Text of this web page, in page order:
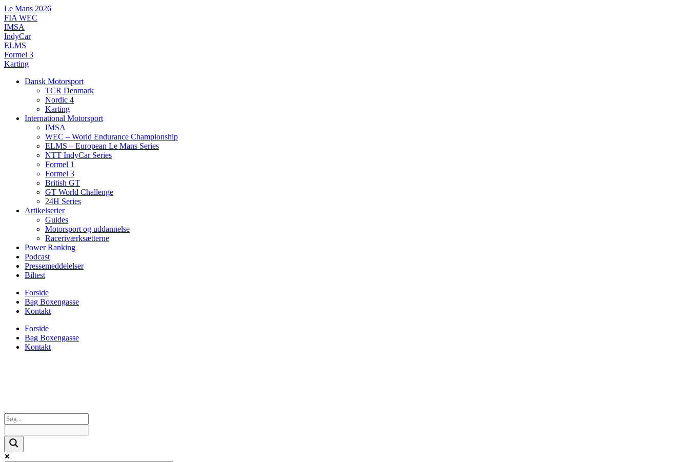
Videre
til
indhold
Le Mans 2026
FIA WEC
IMSA
IndyCar
ELMS
Formel 3
Karting
Dansk Motorsport
TCR Denmark
Nordic 4
Karting
International Motorsport
IMSA
WEC – World Endurance Championship
ELMS – European Le Mans Series
NTT IndyCar Series
Formel 1
Formel 3
British GT
GT World Challenge
24H Series
Artikelserier
Guides
Motorsport og uddannelse
Raceriværksætterne
Power Ranking
Podcast
Pressemeddelelser
Biltest
Forside
Bag Boxengasse
Kontakt
Forside
Bag Boxengasse
Kontakt